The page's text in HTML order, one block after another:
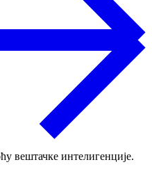
вештачке интелигенције.